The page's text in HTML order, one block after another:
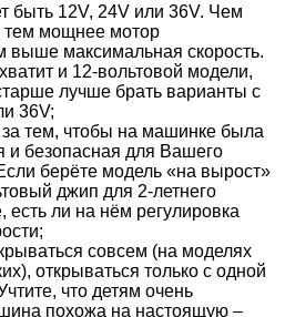
быть 12V, 24V или 36V. Чем
мощнее мотор
выше максимальная скорость.
и 12-вольтовой модели,
лучше брать варианты с
36V;
тем, чтобы на машинке была
и безопасная для Вашего
берёте модель «на вырост»
джип для 2-летнего
ли на нём регулировка
совсем (на моделях
открываться только с одной
что детям очень
похожа на настоящую –